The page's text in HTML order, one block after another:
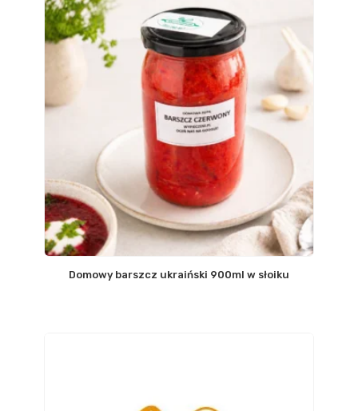
Domowy barszcz ukraiński 900ml w słoiku